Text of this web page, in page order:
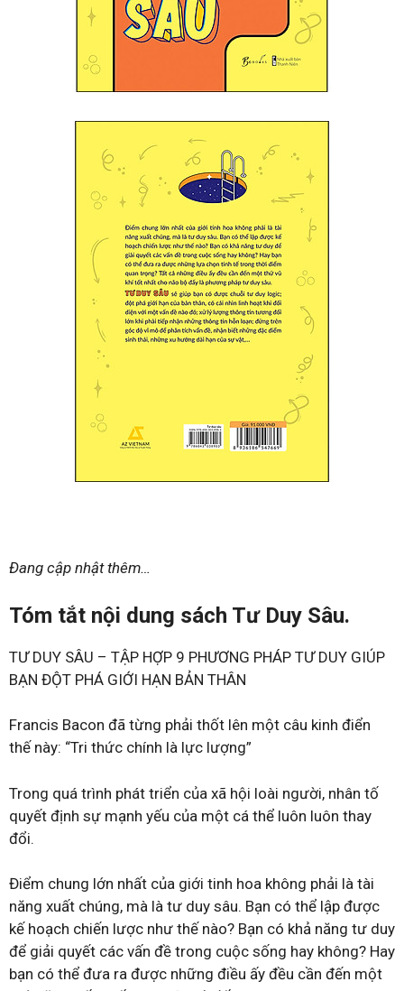
Đang cập nhật thêm…
Tóm tắt nội dung sách Tư Duy Sâu.
TƯ DUY SÂU – TẬP HỢP 9 PHƯƠNG PHÁP TƯ DUY GIÚP
BẠN ĐỘT PHÁ GIỚI HẠN BẢN THÂN
Francis Bacon đã từng phải thốt lên một câu kinh điển
thế này: “Tri thức chính là lực lượng”
Trong quá trình phát triển của xã hội loài người, nhân tố
quyết định sự mạnh yếu của một cá thể luôn luôn thay
đổi.
Điểm chung lớn nhất của giới tinh hoa không phải là tài
năng xuất chúng, mà là tư duy sâu. Bạn có thể lập được
kế hoạch chiến lược như thế nào? Bạn có khả năng tư duy
để giải quyết các vấn đề trong cuộc sống hay không? Hay
bạn có thể đưa ra được những điều ấy đều cần đến một